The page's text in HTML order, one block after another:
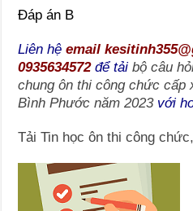
Đáp án B
Liên hệemail
0935634572để tảibộ câu
chung ôn thi công chức cấp
Bình Phước năm 2023với
Tải Tin học ôn thi công